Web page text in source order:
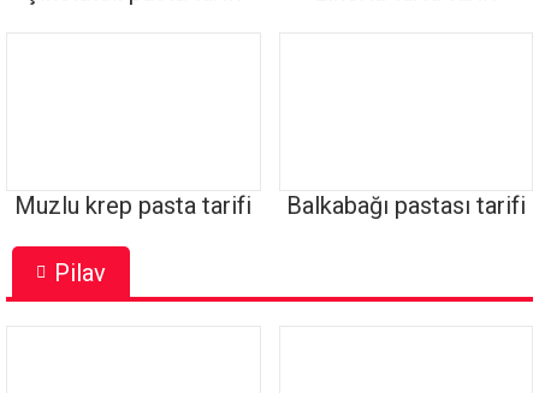
Muzlu krep pasta tarifi Balkabağı pastası tarifi
Pilav